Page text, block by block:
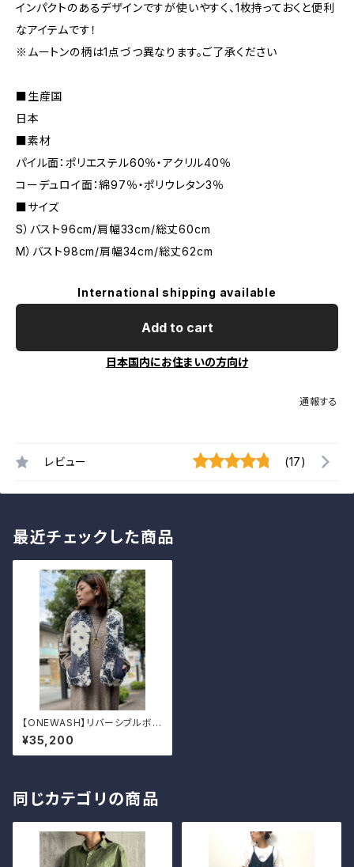
インパクトのあるデザインですが使いやすく、1枚持っておくと便利
なアイテムです！
※ムートンの柄は1点づつ異なります。ご了承ください
■生産国
日本
■素材
パイル面：ポリエステル60％・アクリル40％
コーデュロイ面：綿97％・ポリウレタン3％
■サイズ
S）バスト96cm/肩幅33cm/総丈60cm
M）バスト98cm/肩幅34cm/総丈62cm
International shipping available
Add to cart
日本国内にお住まいの方向け
通報する
レビュー (17)
最近チェックした商品
【ONEWASH】リバーシブルボア
ベスト
¥35,200
同じカテゴリの商品